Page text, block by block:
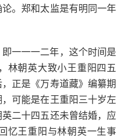
。郑和太监是有明同一年
一一一二年，这个时间是
林朝英大致小王重阳四五
正是《万寿道藏》编纂期
可能是在王重阳三十岁左
二十四五还未曾结婚，应
忆王重阳与林朝英一生事